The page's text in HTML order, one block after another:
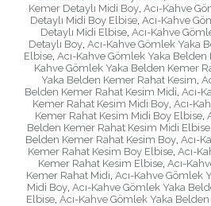
Kemer Detaylı Midi Boy, Acı-Kahve
Detaylı Midi Boy Elbise, Acı-Kahve
Detaylı Midi Elbise, Acı-Kahve
Detaylı Boy, Acı-Kahve Gömlek Yaka
Elbise Acı-Kahve Gömlek Yaka Belden
Kahve Gömlek Yaka Belden Kemer
Yaka Belden Kemer Rahat Kesim
Belden Kemer Rahat Kesim Midi Acı-
Kemer Rahat Kesim Midi Boy, Acı-
Kemer Rahat Kesim Midi Boy Elbise
Belden Kemer Rahat Kesim Midi Elbise
Belden Kemer Rahat Kesim Boy, Acı-
Kemer Rahat Kesim Boy Elbise Acı-
Kemer Rahat Kesim Elbise Acı-
Kemer Rahat Midi Acı-Kahve Gömlek
Midi Boy, Acı-Kahve Gömlek Yaka
Elbise Acı-Kahve Gömlek Yaka